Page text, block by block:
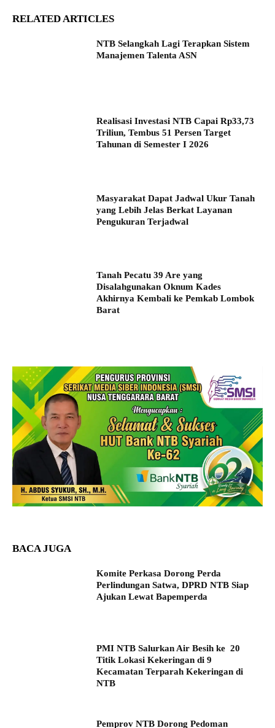
RELATED ARTICLES
NTB Selangkah Lagi Terapkan Sistem
Manajemen Talenta ASN
Realisasi Investasi NTB Capai Rp33,73
Triliun, Tembus 51 Persen Target
Tahunan di Semester I 2026
Masyarakat Dapat Jadwal Ukur Tanah
yang Lebih Jelas Berkat Layanan
Pengukuran Terjadwal
Tanah Pecatu 39 Are yang
Disalahgunakan Oknum Kades
Akhirnya Kembali ke Pemkab Lombok
Barat
BACA JUGA
Komite Perkasa Dorong Perda
Perlindungan Satwa, DPRD NTB Siap
Ajukan Lewat Bapemperda
PMI NTB Salurkan Air Besih ke 20
Titik Lokasi Kekeringan di 9
Kecamatan Terparah Kekeringan di
NTB
Pemprov NTB Dorong Pedoman